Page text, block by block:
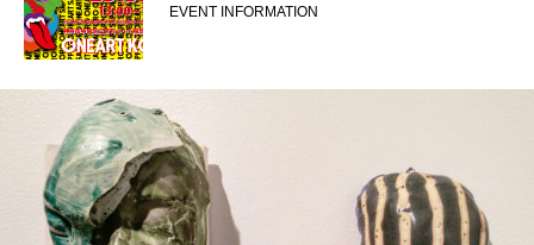
EVENT INFORMATION